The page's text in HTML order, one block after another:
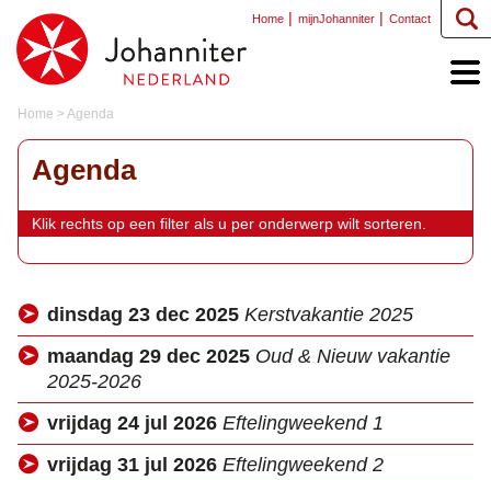
Home mijnJohanniter Contact
Home >Agenda
Agenda
Klik rechts op een filter als u per onderwerp wilt sorteren.
dinsdag 23 dec 2025 Kerstvakantie 2025
maandag 29 dec 2025 Oud & Nieuw vakantie
2025-2026
vrijdag 24 jul 2026 Eftelingweekend 1
vrijdag 31 jul 2026 Eftelingweekend 2